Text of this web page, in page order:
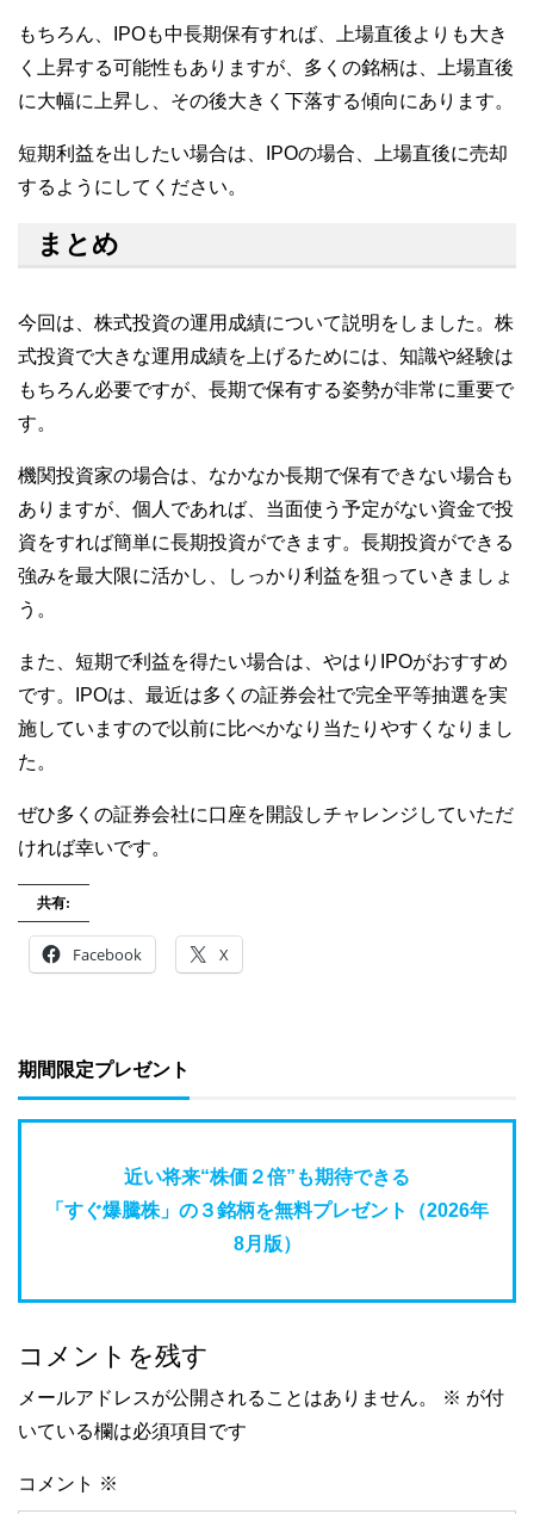
もちろん、IPOも中長期保有すれば、上場直後よりも大き
く上昇する可能性もありますが、多くの銘柄は、上場直後
に大幅に上昇し、その後大きく下落する傾向にあります。
短期利益を出したい場合は、IPOの場合、上場直後に売却
するようにしてください。
まとめ
今回は、株式投資の運用成績について説明をしました。株
式投資で大きな運用成績を上げるためには、知識や経験は
もちろん必要ですが、長期で保有する姿勢が非常に重要で
す。
機関投資家の場合は、なかなか長期で保有できない場合も
ありますが、個人であれば、当面使う予定がない資金で投
資をすれば簡単に長期投資ができます。長期投資ができる
強みを最大限に活かし、しっかり利益を狙っていきましょ
う。
また、短期で利益を得たい場合は、やはりIPOがおすすめ
です。IPOは、最近は多くの証券会社で完全平等抽選を実
施していますので以前に比べかなり当たりやすくなりまし
た。
ぜひ多くの証券会社に口座を開設しチャレンジしていただ
ければ幸いです。
共有:
Facebook X
期間限定プレゼント
近い将来“株価２倍”も期待できる
「すぐ爆騰株」の３銘柄を無料プレゼント（2026年
8月版）
コメントを残す
メールアドレスが公開されることはありません。 ※ が付
いている欄は必須項目です
コメント ※